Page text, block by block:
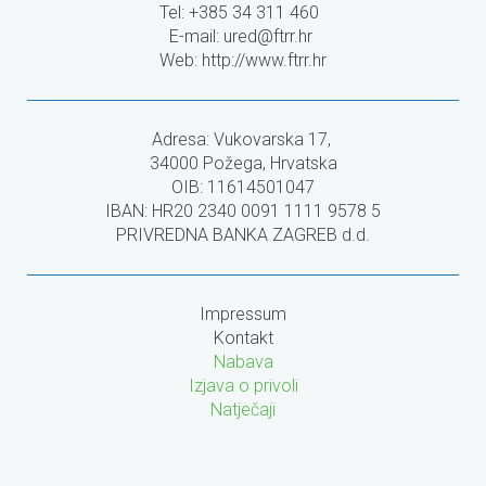
Tel: +385 34 311 460
E-mail: ured@ftrr.hr
Web: http://www.ftrr.hr
Adresa: Vukovarska 17,
34000 Požega, Hrvatska
OIB: 11614501047
IBAN: HR20 2340 0091 1111 9578 5
PRIVREDNA BANKA ZAGREB d.d.
Impressum
Kontakt
Nabava
Izjava o privoli
Natječaji